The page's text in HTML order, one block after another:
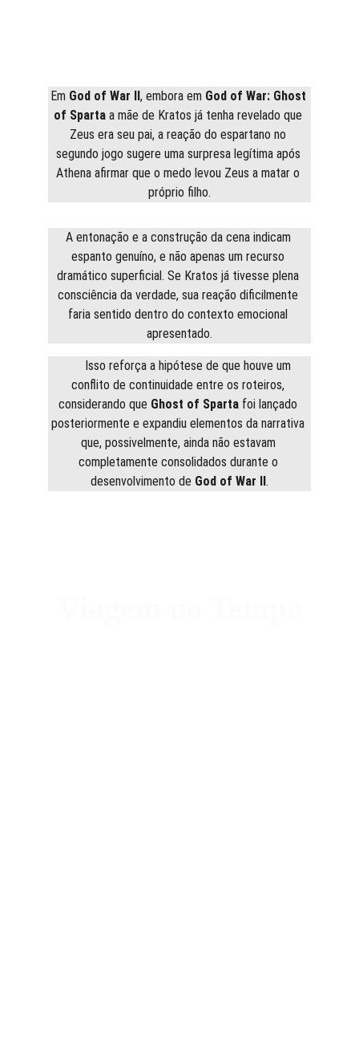
Em God of War II, embora em God of War: Ghost
of Sparta a mãe de Kratos já tenha revelado que
Zeus era seu pai, a reação do espartano no
segundo jogo sugere uma surpresa legítima após
Athena afirmar que o medo levou Zeus a matar o
próprio filho.
A entonação e a construção da cena indicam
espanto genuíno, e não apenas um recurso
dramático superficial. Se Kratos já tivesse plena
consciência da verdade, sua reação dificilmente
faria sentido dentro do contexto emocional
apresentado.
conflito de continuidade entre os roteiros,
considerando que Ghost of Sparta foi lançado
posteriormente e expandiu elementos da narrativa
que, possivelmente, ainda não estavam
completamente consolidados durante o
desenvolvimento de God of War II.